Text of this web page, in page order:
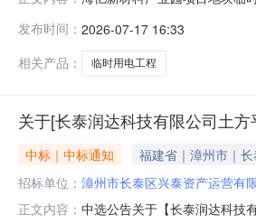
交）金额：675000元四、主
谈判文件及响应
发布时间： 2026-07-17 16:33
相关产品：
临时用电工程
关于[长泰润达科技有限公司土
中标｜中标通知 福建省｜漳州市｜长
招标单位： 漳州市长泰区兴泰资产运营有
正文内容： 中选公告关于【长泰润达科技